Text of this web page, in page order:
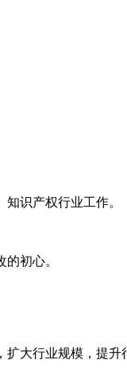
识产权行业工作。
初心。
大行业规模，提升